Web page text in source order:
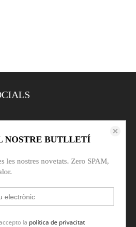
NOSTRE BUTLLETÍ
les nostres novetats. Zero SPAM,
la política de privacitat